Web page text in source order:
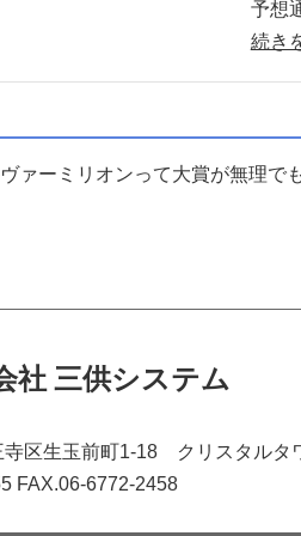
予想
続き
ァーミリオンって大賞が無理で
社 三供システム
寺区生玉前町1-18 クリスタルタ
FAX.06-6772-2458